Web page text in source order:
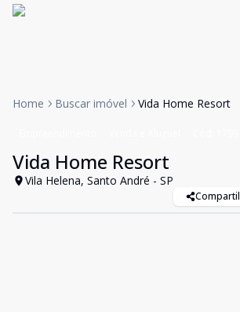
Home Buscar imóvel Vida Home Resort
Vida Home Resort
Vila Helena, Santo André - SP